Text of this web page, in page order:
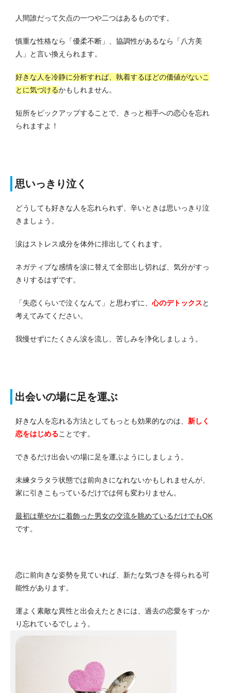
人間誰だって欠点の一つや二つはあるものです。
慎重な性格なら「優柔不断」、協調性があるなら「八方美
人」と言い換えられます。
好きな人を冷静に分析すれば、執着するほどの価値がないこ
とに気づけるかもしれません。
短所をピックアップすることで、きっと相手への恋心を忘れ
られますよ！
思いっきり泣く
どうしても好きな人を忘れられず、辛いときは思いっきり泣
きましょう。
涙はストレス成分を体外に排出してくれます。
ネガティブな感情を涙に替えて全部出し切れば、気分がすっ
きりするはずです。
「失恋くらいで泣くなんて」と思わずに、 心のデトックスと
考えてみてください。
我慢せずにたくさん涙を流し、苦しみを浄化しましょう。
出会いの場に足を運ぶ
好きな人を忘れる方法としてもっとも効果的なのは、 新しく
恋をはじめることです。
できるだけ出会いの場に足を運ぶようにしましょう。
未練タラタラ状態では前向きになれないかもしれませんが、
家に引きこもっているだけでは何も変わりません。
最初は華やかに着飾った男女の交流を眺めているだけでもOK
です。
恋に前向きな姿勢を見ていれば、新たな気づきを得られる可
能性があります。
運よく素敵な異性と出会えたときには、過去の恋愛をすっか
り忘れているでしょう。